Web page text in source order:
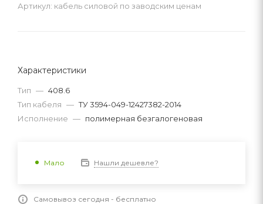
Артикул: кабель силовой по заводским ценам
Характеристики
Тип — 408.6
Тип кабеля — ТУ 3594-049-12427382-2014
Исполнение — полимерная безгалогеновая
Мало Нашли дешевле?
Самовывоз сегодня - бесплатно